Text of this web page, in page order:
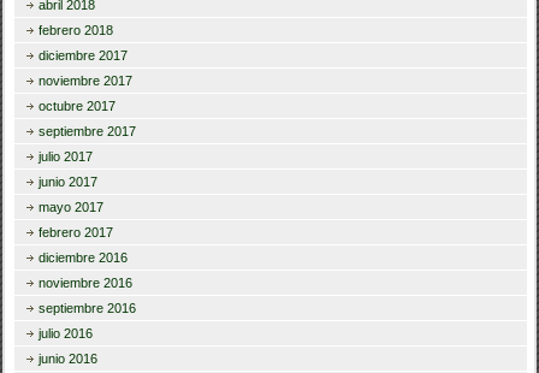
abril 2018
febrero 2018
diciembre 2017
noviembre 2017
octubre 2017
septiembre 2017
julio 2017
junio 2017
mayo 2017
febrero 2017
diciembre 2016
noviembre 2016
septiembre 2016
julio 2016
junio 2016